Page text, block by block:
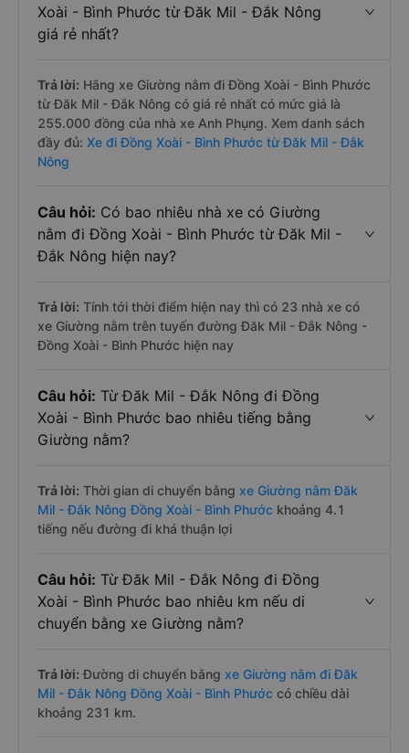
Xoài - Bình Phước từ Đăk Mil - Đắk Nông
giá rẻ nhất?
Trả lời: Hãng xe Giường nằm đi Đồng Xoài - Bình Phước
từ Đăk Mil - Đắk Nông có giá rẻ nhất có mức giá là
255.000 đồng của nhà xe Anh Phụng. Xem danh sách
đầy đủ: Xe đi Đồng Xoài - Bình Phước từ Đăk Mil - Đắk
Nông
Câu hỏi: Có bao nhiêu nhà xe có Giường
nằm đi Đồng Xoài - Bình Phước từ Đăk Mil -
Đắk Nông hiện nay?
Trả lời: Tính tới thời điểm hiện nay thì có 23 nhà xe có
xe Giường nằm trên tuyến đường Đăk Mil - Đắk Nông -
Đồng Xoài - Bình Phước hiện nay
Câu hỏi: Từ Đăk Mil - Đắk Nông đi Đồng
Xoài - Bình Phước bao nhiêu tiếng bằng
Giường nằm?
Trả lời: Thời gian di chuyển bằng xe Giường nằm Đăk
Mil - Đắk Nông Đồng Xoài - Bình Phước khoảng 4.1
tiếng nếu đường đi khá thuận lợi
Câu hỏi: Từ Đăk Mil - Đắk Nông đi Đồng
Xoài - Bình Phước bao nhiêu km nếu di
chuyển bằng xe Giường nằm?
Trả lời: Đường di chuyển bằng xe Giường nằm đi Đăk
Mil - Đắk Nông Đồng Xoài - Bình Phước có chiều dài
khoảng 231 km.